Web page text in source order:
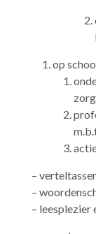
op
–
–
– leesplezier